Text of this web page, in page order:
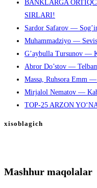
BANKLARGA
SIRLARI!
Sardor Safarov —
Muhammadziyo —
G’aybulla Tursunov —
Abror Do’stov —
Massa, Ruhsora Emm —
Mirjalol Nematov —
TOP-25 ARZON
xisoblagich
Mashhur maqolalar